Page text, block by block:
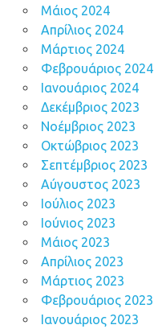
Μάιος 2024
Απρίλιος 2024
Μάρτιος 2024
Φεβρουάριος 2024
Ιανουάριος 2024
Δεκέμβριος 2023
Νοέμβριος 2023
Οκτώβριος 2023
Σεπτέμβριος 2023
Αύγουστος 2023
Ιούλιος 2023
Ιούνιος 2023
Μάιος 2023
Απρίλιος 2023
Μάρτιος 2023
Φεβρουάριος 2023
Ιανουάριος 2023